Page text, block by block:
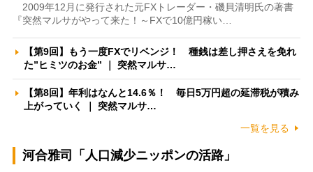
2009年12月に発行された元FXトレーダー・磯貝清明氏の著書
『突然マルサがやって来た！～FXで10億円稼い…
【第9回】もう一度FXでリベンジ！ 種銭は差し押さえを免れ
た”ヒミツのお金” ｜ 突然マルサ…
【第8回】年利はなんと14.6％！ 毎日5万円超の延滞税が積み
上がっていく ｜ 突然マルサ…
一覧を見る
河合雅司「人口減少ニッポンの活路」